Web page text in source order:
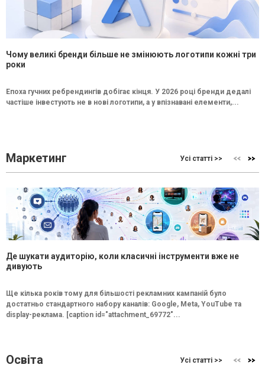
Чому великі бренди більше не змінюють логотипи кожні три
роки
Епоха гучних ребрендингів добігає кінця. У 2026 році бренди дедалі
частіше інвестують не в нові логотипи, а у впізнавані елементи,...
Маркетинг Усі статті >>
Де шукати аудиторію, коли класичні інструменти вже не
дивують
Ще кілька років тому для більшості рекламних кампаній було
достатньо стандартного набору каналів: Google, Meta, YouTube та
display-реклама. [caption id="attachment_69772"...
Освіта Усі статті >>